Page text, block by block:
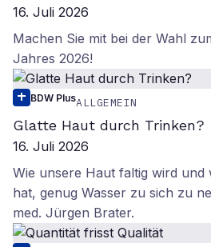
16. Juli 2026
Machen Sie mit bei der Wahl
Jahres 2026!
BDW PlusALLGEMEIN
Glatte Haut durch Trinken?
16. Juli 2026
Wie unsere Haut faltig wird und
hat, genug Wasser zu sich zu
med. Jürgen Brater.